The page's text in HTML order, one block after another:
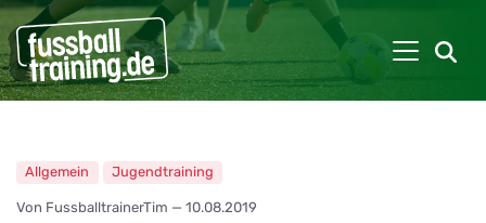
Allgemein Jugendtraining
Von FussballtrainerTim — 10.08.2019